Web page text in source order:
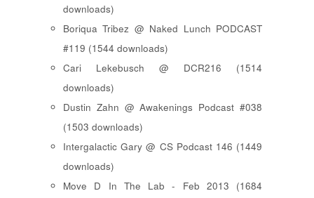
downloads)
Boriqua Tribez @ Naked Lunch PODCAST
#119 (1544 downloads)
Cari Lekebusch @ DCR216 (1514
downloads)
Dustin Zahn @ Awakenings Podcast #038
(1503 downloads)
Intergalactic Gary @ CS Podcast 146 (1449
downloads)
Move D In The Lab - Feb 2013 (1684